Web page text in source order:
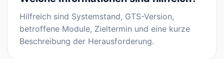
Hilfreich sind Systemstand, GTS-Version,
betroffene Module, Zieltermin und eine kurze
Beschreibung der Herausforderung.